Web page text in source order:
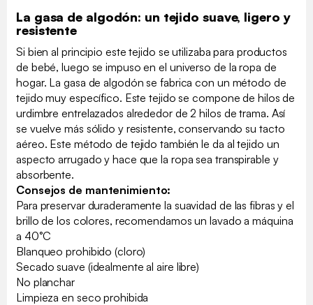
La gasa de algodón: un tejido suave, ligero y
resistente
Si bien al principio este tejido se utilizaba para productos
de bebé, luego se impuso en el universo de la ropa de
hogar. La gasa de algodón se fabrica con un método de
tejido muy específico. Este tejido se compone de hilos de
urdimbre entrelazados alrededor de 2 hilos de trama. Así
se vuelve más sólido y resistente, conservando su tacto
aéreo. Este método de tejido también le da al tejido un
aspecto arrugado y hace que la ropa sea transpirable y
absorbente.
Consejos de mantenimiento:
Para preservar duraderamente la suavidad de las fibras y el
brillo de los colores, recomendamos un lavado a máquina
a 40°C
Blanqueo prohibido (cloro)
Secado suave (idealmente al aire libre)
No planchar
Limpieza en seco prohibida